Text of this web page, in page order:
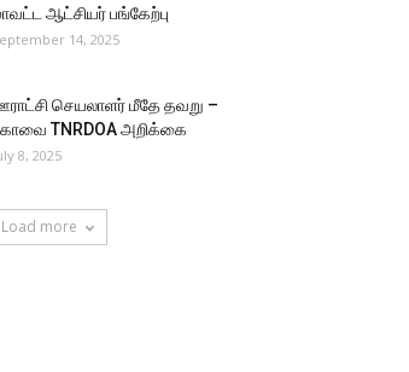
ஆட்சியர் பங்கேற்பு
14, 2025
செயலாளர் மீதே தவறு –
TNRDOA அறிக்கை
8, 2025
Load more